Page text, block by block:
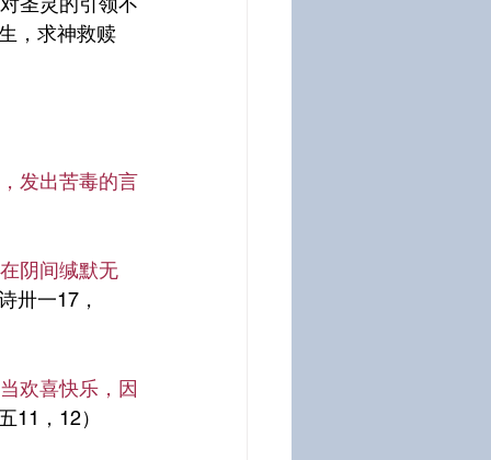
，求神救赎
发出苦毒的言
阴间缄默无
卅一17，
欢喜快乐，因
11，12）